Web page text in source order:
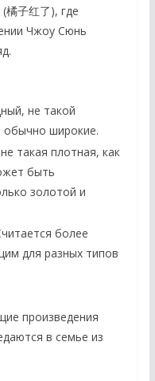
子红了), где
Чжоу Сюнь
не такой
обычно широкие.
такая плотная, как
быть
золотой и
более
для разных типов
произведения
в семье из